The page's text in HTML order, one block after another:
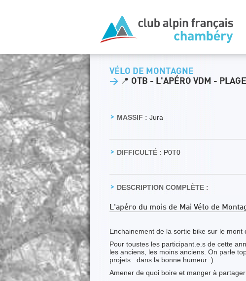
VÉLO DE MONTAGNE
> 📍 OTB - L'APÉRO VDM -
MASSIF : Jura
DIFFICULTÉ : P0T0
DESCRIPTION COMPLÈTE :
L'apéro du mois de Mai Vélo de
Enchainement de la sortie bike sur le mont
Pour toustes les participant.e.s de cette
les anciens, les moins anciens. On parle
projets...dans la bonne humeur :)
Amener de quoi boire et manger à